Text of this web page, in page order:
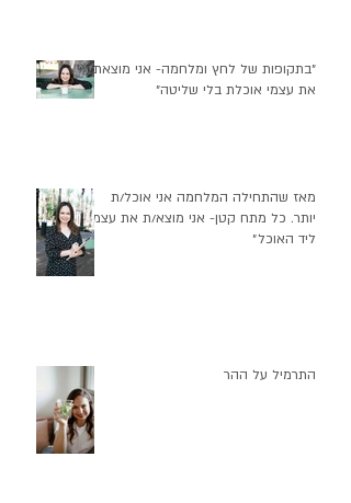
״בתקופות של לחץ ומלחמה- אני מוצאת
את עצמי אוכלת בלי שליטה״
מאז שהתחילה המלחמה אני אוכל/ת
יותר. כל מתח קטן- אני מוצא/ת את עצמי
ליד האוכל״
התרמיל על ההר